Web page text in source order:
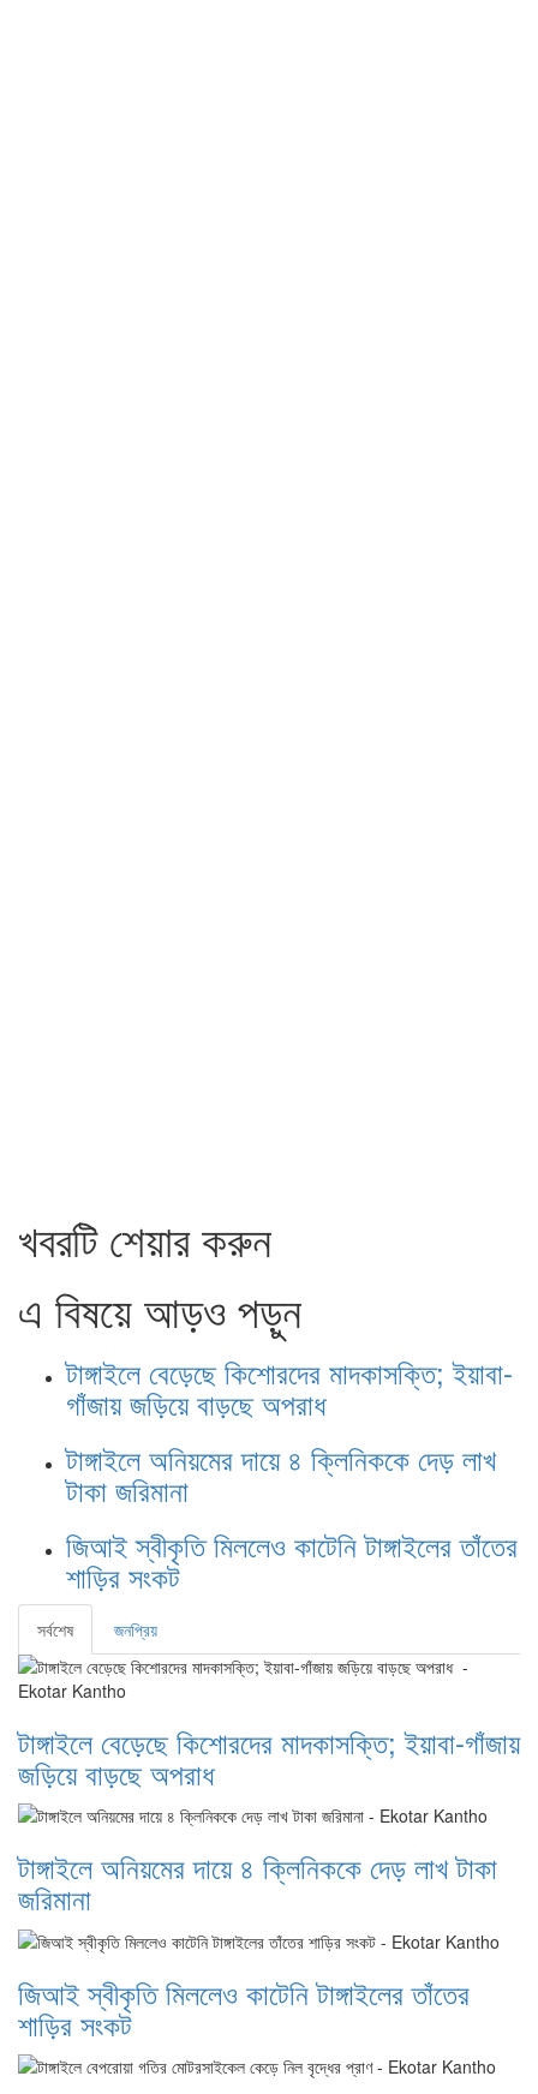
খবরটি শেয়ার করুন
এ বিষয়ে আড়ও পড়ুন
টাঙ্গাইলে বেড়েছে কিশোরদের মাদকাসক্তি; ইয়াবা-
গাঁজায় জড়িয়ে বাড়ছে অপরাধ
টাঙ্গাইলে অনিয়মের দায়ে ৪ ক্লিনিককে দেড় লাখ
টাকা জরিমানা
জিআই স্বীকৃতি মিললেও কাটেনি টাঙ্গাইলের তাঁতের
শাড়ির সংকট
সর্বশেষ জনপ্রিয়
টাঙ্গাইলে বেড়েছে কিশোরদের মাদকাসক্তি; ইয়াবা-গাঁজায়
জড়িয়ে বাড়ছে অপরাধ
টাঙ্গাইলে অনিয়মের দায়ে ৪ ক্লিনিককে দেড় লাখ টাকা
জরিমানা
জিআই স্বীকৃতি মিললেও কাটেনি টাঙ্গাইলের তাঁতের
শাড়ির সংকট